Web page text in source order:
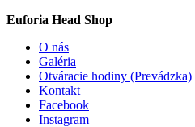
Euforia Head Shop
O nás
Galéria
Otváracie hodiny (Prevádzka)
Kontakt
Facebook
Instagram